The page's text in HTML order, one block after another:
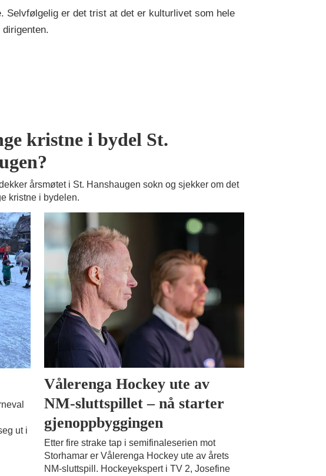
er det trist at det er kulturlivet som hele
kristne i bydel St.
årsmøtet i St. Hanshaugen sokn og sjekker om det
kristne i bydelen.
ut i
Vålerenga Hockey ute av
NM-sluttspillet – nå starter
gjenoppbyggingen
Etter fire strake tap i semifinaleserien mot
Storhamar er Vålerenga Hockey ute av årets
NM-sluttspill. Hockeyekspert i TV 2, Josefine